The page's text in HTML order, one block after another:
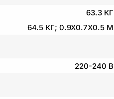
63.3 КГ
64.5 КГ; 0.9X0.7X0.5 М
220-240 В